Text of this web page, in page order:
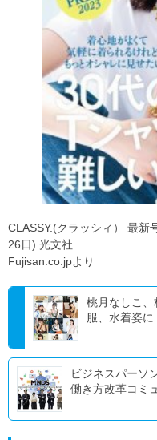
CLASSY.(クラッシィ） 最新
26日) 光文社
Fujisan.co.jpより
桃月なしこ、
服、水着姿
ビジネスパーソ
働き方改革コミ